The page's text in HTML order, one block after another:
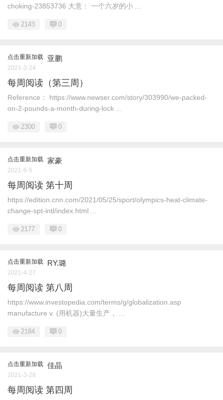
choking-23853736 大意： 一个六岁的小 ...
2143 0
点击重新加载 亚鹏
2021-3-24
每周阅读（第三周）
Reference： https://www.newser.com/story/303990/we-packed-
on-2-pounds-a-month-during-lock ...
2300 0
点击重新加载 家豪
2021-6-5
每周阅读 第十周
https://edition.cnn.com/2021/05/25/sport/olympics-heat-climate-
change-spt-intl/index.html ...
2177 0
点击重新加载 RY.璐
2021-4-27
每周阅读 第八周
https://www.investopedia.com/terms/g/globalization.asp
manufacture v. (用机器)大量生产， ...
2184 0
点击重新加载 佳晶
2021-3-28
每周阅读 第四周